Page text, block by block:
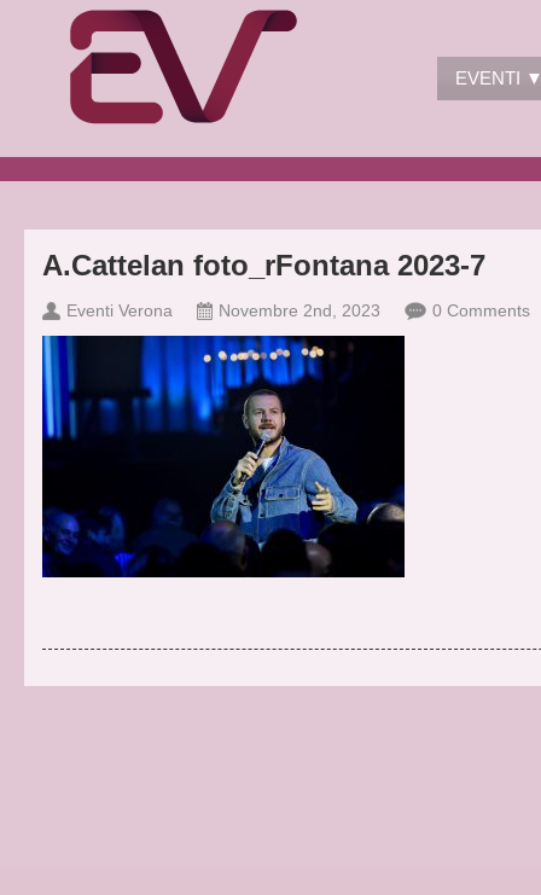
EVENTI
A.Cattelan foto_rFontana 2023-7
Eventi Verona Novembre 2nd, 2023 0 Comments